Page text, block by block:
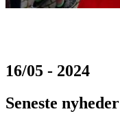
16/05 - 2024
Seneste nyheder